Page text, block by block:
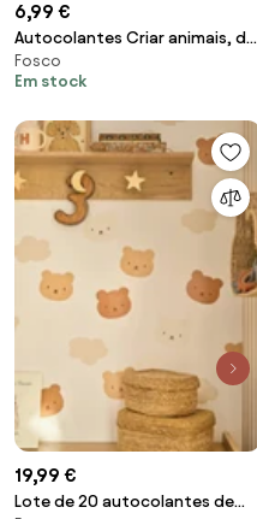
6,99 €
Autocolantes Criar animais, da
DJECO multicolor
Fosco
Em stock
19,99 €
Lote de 20 autocolantes de